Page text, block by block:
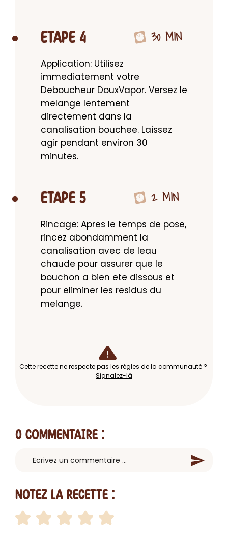
ETAPE 4 30 MIN
Application: Utilisez
immediatement votre
Deboucheur DouxVapor. Versez le
melange lentement
directement dans la
canalisation bouchee. Laissez
agir pendant environ 30
minutes.
ETAPE 5 2 MIN
Rincage: Apres le temps de pose,
rincez abondamment la
canalisation avec de leau
chaude pour assurer que le
bouchon a bien ete dissous et
pour eliminer les residus du
melange.
Cette recette ne respecte pas les règles de la communauté ?
Signalez-là
0 Commentaire :
Notez la recette :